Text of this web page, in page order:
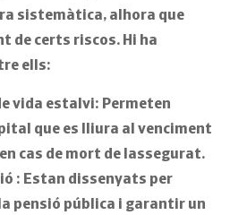
sistemàtica, alhora que
de certs riscos. Hi ha
ells:
vida estalvi: Permeten
que es lliura al venciment
cas de mort de lassegurat.
: Estan dissenyats per
pensió pública i garantir un